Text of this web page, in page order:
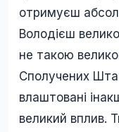
отримуєш
Володієш
не такою
Сполучених
влаштовані
великий вплив.